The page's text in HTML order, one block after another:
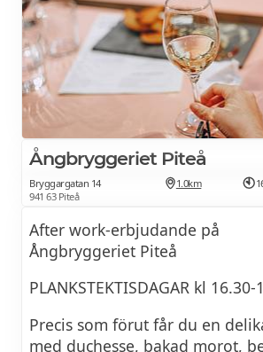
AKTIVITETER
Shuffleboard
Dart / timma
Ångbryggeriet Piteå
Bryggargatan 14
941 63 Piteå
1.0km
After work-erbjudande på
Ångbryggeriet Piteå
PLANKSTEKTISDAGAR kl 16.30-
Precis som förut får du en
med duchesse, bakad morot,